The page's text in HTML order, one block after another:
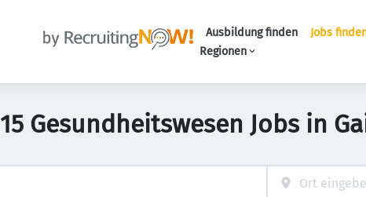
Ausbildung finden Jobs
Regionen
15 Gesundheitswesen Jobs in